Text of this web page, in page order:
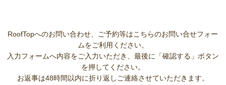
RoofTopへのお問い合わせ、ご予約等はこちらのお問い合せフォー
ムをご利用ください。
入力フォームへ内容をご入力いただき、最後に「確認する」ボタン
を押してください。
お返事は48時間以内に折り返しご連絡させていただきます。